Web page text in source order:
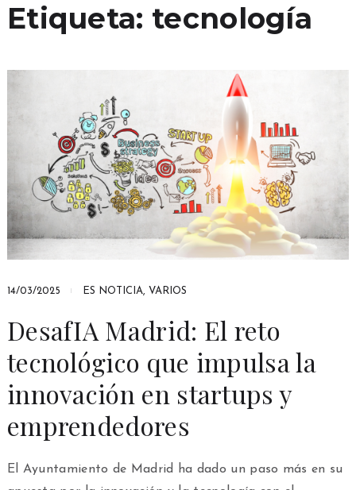
Etiqueta: tecnología
14/03/2025 ES NOTICIA, VARIOS
DesafIA Madrid: El reto
tecnológico que impulsa la
innovación en startups y
emprendedores
El Ayuntamiento de Madrid ha dado un paso más en su